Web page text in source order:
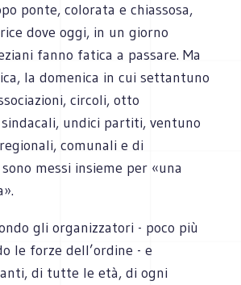
ponte, colorata e chiassosa,
dove oggi, in un giorno
fanno fatica a passare. Ma
la domenica in cui settantuno
circoli, otto
undici partiti, ventuno
comunali e di
messi insieme per «una
gli organizzatori - poco più
le forze dell’ordine - e
di tutte le età, di ogni